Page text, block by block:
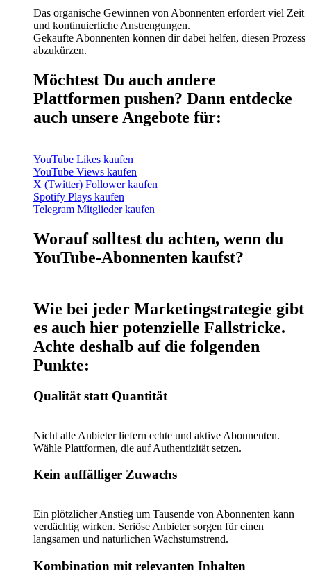
Das organische Gewinnen von Abonnenten erfordert viel Zeit
und kontinuierliche Anstrengungen.
Gekaufte Abonnenten können dir dabei helfen, diesen Prozess
abzukürzen.
Möchtest Du auch andere
Plattformen pushen? Dann entdecke
auch unsere Angebote für:
YouTube Likes kaufen
YouTube Views kaufen
X (Twitter) Follower kaufen
Spotify Plays kaufen
Telegram Mitglieder kaufen
Worauf solltest du achten, wenn du
YouTube-Abonnenten kaufst?
Wie bei jeder Marketingstrategie gibt
es auch hier potenzielle Fallstricke.
Achte deshalb auf die folgenden
Punkte:
Qualität statt Quantität
Nicht alle Anbieter liefern echte und aktive Abonnenten.
Wähle Plattformen, die auf Authentizität setzen.
Kein auffälliger Zuwachs
Ein plötzlicher Anstieg um Tausende von Abonnenten kann
verdächtig wirken. Seriöse Anbieter sorgen für einen
langsamen und natürlichen Wachstumstrend.
Kombination mit relevanten Inhalten